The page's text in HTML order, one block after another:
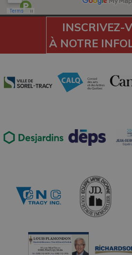
INSCRIVEZ-
À NOTRE